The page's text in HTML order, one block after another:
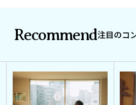
Recommend注目のコ